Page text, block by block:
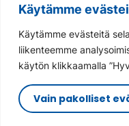
Käytämme
Käytämme evästeitä
liikenteemme
käytön klikkaamalla
Vain pakolliset